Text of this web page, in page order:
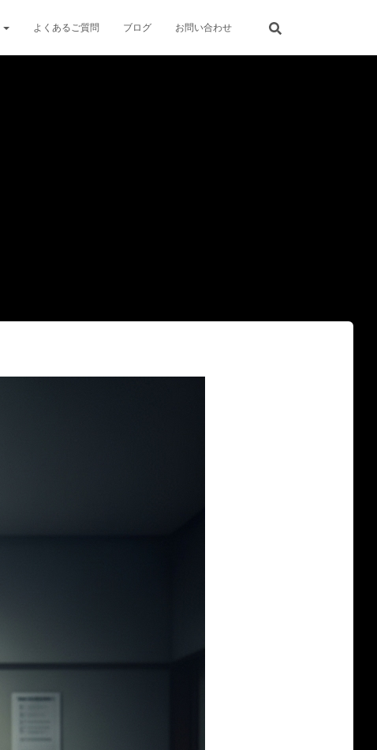
よくあるご質問 ブログ お問い合わせ